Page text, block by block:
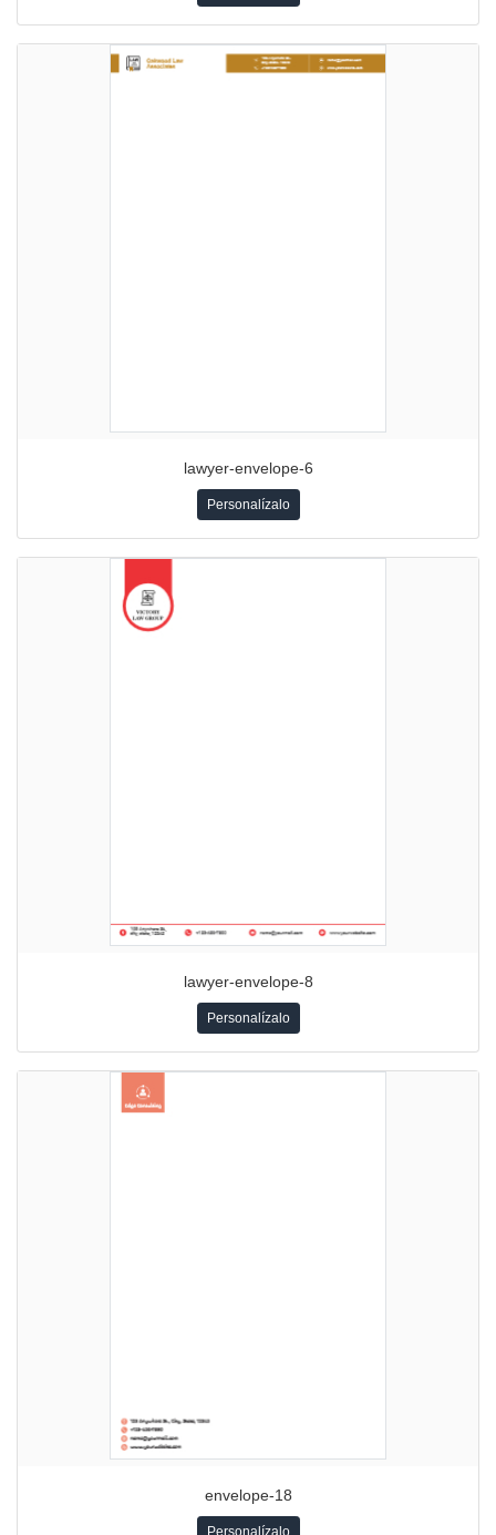
lawyer-envelope-6
Personalízalo
lawyer-envelope-8
Personalízalo
envelope-18
Personalízalo